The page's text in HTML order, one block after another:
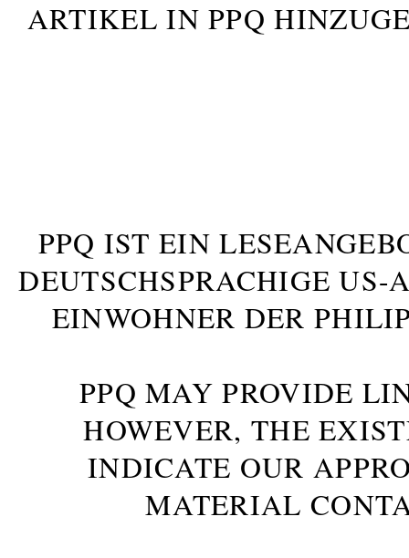
ARTIKEL IN PPQ
PPQ IST EIN
DEUTSCHSPRACHIGE US-
INWOHNER DER
PPQ MAY PROVIDE
HOWEVER, THE
INDICATE OUR
MATERIAL